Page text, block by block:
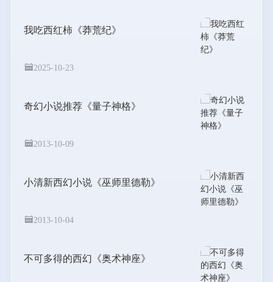
我吃西红柿《莽荒纪》
2025-10-23
奇幻小说推荐《量子神格》
2013-10-09
小清新西幻小说《巫师里德勒》
2013-10-04
不可多得的西幻《奥术神座》